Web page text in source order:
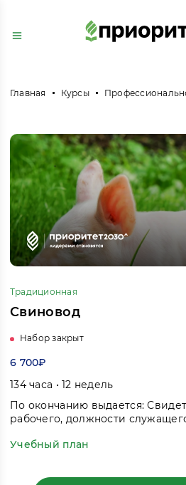
Главная Курсы
Традиционная
Свиновод
Набор закрыт
6 700₽
134 часа • 12 недель
По окончанию выдается:
рабочего, должности
Учебный план